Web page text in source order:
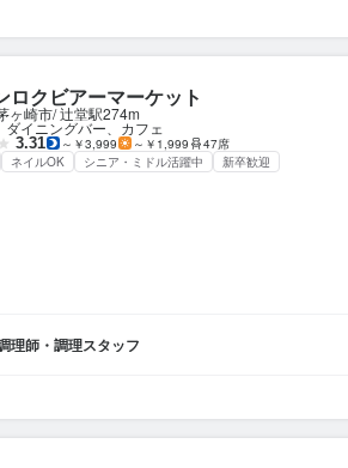
ロクビアーマーケット
ヶ崎市 辻堂駅274m
ダイニングバー、カフェ
3.31 ～￥3,999 ～￥1,999
47席
ネイルOK シニア・ミドル活躍中 新卒歓迎
理師・調理スタッフ